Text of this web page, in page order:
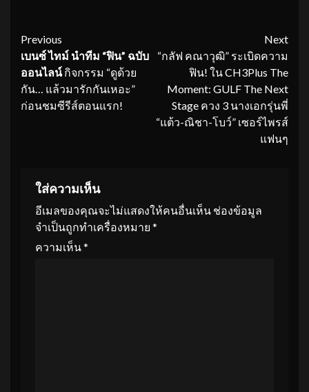
Continue
Reading
Previous
เบนซ์ ไทม์ นำทีม “ฟิน” ฉบับ
ออนไลน์กิจกรรม “ดูด้วย
กัน… แล้วมารักกันเหอะ”
ก่อนชมซีรีส์ตอนแรก!
Next
“กลัฟ คณาวุฒิ” ระเบิดความ
ฟิน! ใน CH3Plus The
Moment: GULF The Next
Stage ควง 3 นางเอกรุ่นพี่
“แต้ว-ณิชา-โบว์” เซอร์ไพรส์
แฟนๆ
ใส่ความเห็น
อีเมลของคุณจะไม่แสดงให้คนอื่นเห็น ช่องข้อมูล
จำเป็นถูกทำเครื่องหมาย *
ความเห็น*